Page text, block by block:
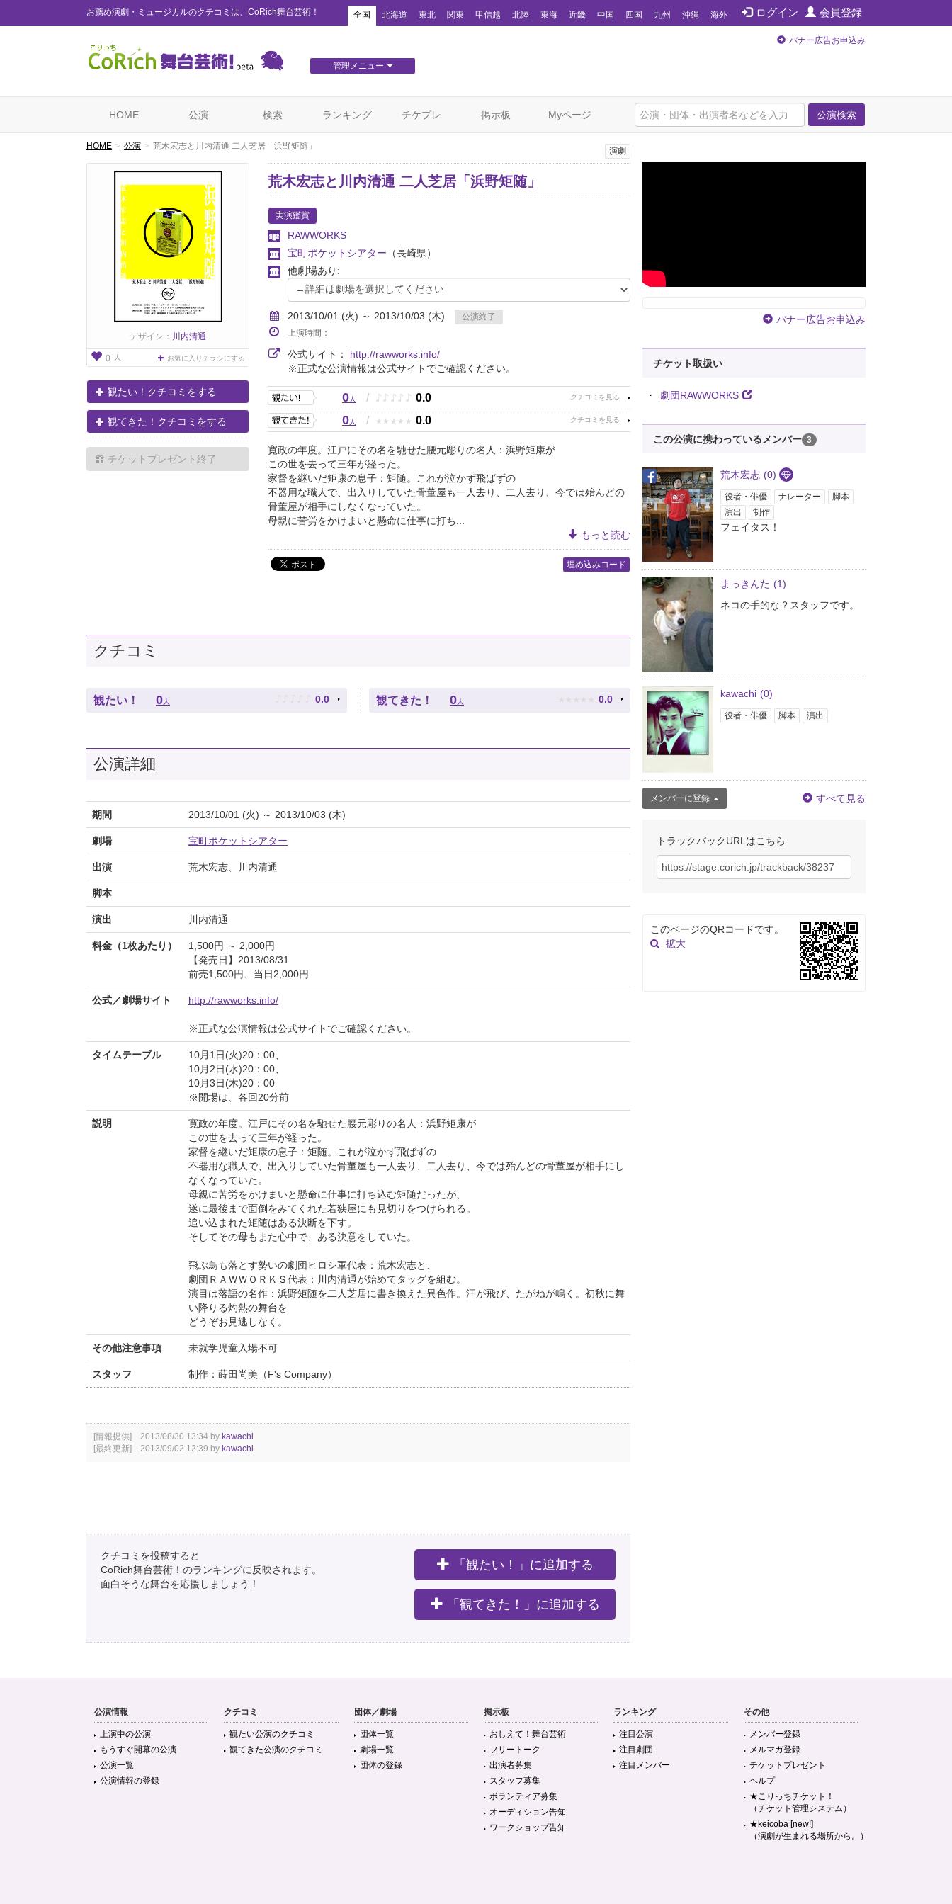
お薦め演劇・ミュージカルのクチコミは、CoRich舞台芸術！ ログイン 会員登録
全国 北海道 東北 関東 甲信越 北陸 東海 近畿 中国 四国 九州 沖縄 海外
管理メニュー
バナー広告お申込み
公演検索
HOME 公演 検索 ランキング チケプレ 掲示板 Myページ
HOME 公演 荒木宏志と川内清通 二人芝居「浜野矩随」
デザイン： 川内清通
0 人 お気に入りチラシにする
観たい！クチコミをする
観てきた！クチコミをする
チケットプレゼント終了
演劇
荒木宏志と川内清通 二人芝居「浜野矩随」
実演鑑賞
RAWWORKS
宝町ポケットシアター （長崎県）
他劇場あり:
2013/10/01 (火) ～ 2013/10/03 (木)
公演終了
上演時間：
公式サイト： http://rawworks.info/
※正式な公演情報は公式サイトでご確認ください。
0人 / ♪ ♪ ♪ ♪ ♪ 0.0
0人 / ★ ★ ★ ★ ★ 0.0
寛政の年度。江戸にその名を馳せた腰元彫りの名人：浜野矩康が
この世を去って三年が経った。
家督を継いだ矩康の息子：矩随。これが泣かず飛ばずの
不器用な職人で、出入りしていた骨董屋も一人去り、二人去り、今では殆んどの
骨董屋が相手にしなくなっていた。
母親に苦労をかけまいと懸命に仕事に打ち...
もっと読む
埋め込みコード
クチコミ
観たい！ 0 人 ♪ ♪ ♪ ♪ ♪ 0.0 観てきた！ 0 人 ★ ★ ★ ★ ★ 0.0
公演詳細
期間 2013/10/01 (火) ～ 2013/10/03 (木)
劇場 宝町ポケットシアター
出演 荒木宏志、川内清通
脚本
演出 川内清通
料金（1枚あたり）
1,500円 ～ 2,000円
【発売日】2013/08/31
前売1,500円、当日2,000円
公式／劇場サイト http://rawworks.info/
※正式な公演情報は公式サイトでご確認ください。
タイムテーブル
10月1日(火)20：00、
10月2日(水)20：00、
10月3日(木)20：00
※開場は、各回20分前
説明
寛政の年度。江戸にその名を馳せた腰元彫りの名人：浜野矩康が
この世を去って三年が経った。
家督を継いだ矩康の息子：矩随。これが泣かず飛ばずの
不器用な職人で、出入りしていた骨董屋も一人去り、二人去り、今では殆んどの骨董屋が相手にし
なくなっていた。
母親に苦労をかけまいと懸命に仕事に打ち込む矩随だったが、
遂に最後まで面倒をみてくれた若狭屋にも見切りをつけられる。
追い込まれた矩随はある決断を下す。
そしてその母もまた心中で、ある決意をしていた。
飛ぶ鳥も落とす勢いの劇団ヒロシ軍代表：荒木宏志と、
劇団ＲＡＷＷＯＲＫＳ代表：川内清通が始めてタッグを組む。
演目は落語の名作：浜野矩随を二人芝居に書き換えた異色作。汗が飛び、たがねが鳴く。初秋に舞
い降りる灼熱の舞台を
どうぞお見逃しなく。
その他注意事項 未就学児童入場不可
スタッフ 制作：蒔田尚美（F's Company）
[情報提供] 2013/08/30 13:34 by kawachi
[最終更新] 2013/09/02 12:39 by kawachi
クチコミを投稿すると
CoRich舞台芸術！のランキングに反映されます。
面白そうな舞台を応援しましょう！
「観たい！」に追加する
「観てきた！」に追加する
バナー広告お申込み
チケット取扱い
劇団RAWWORKS
この公演に携わっているメンバー 3
荒木宏志 (0)
役者・俳優 ナレーター
脚本
演出
制作
フェイタス！
まっきんた (1)
ネコの手的な？スタッフです。
kawachi (0)
役者・俳優 脚本 演出
メンバーに登録 すべて見る
トラックバックURLはこちら
このページのQRコードです。
拡大
公演情報
上演中の公演
もうすぐ開幕の公演
公演一覧
公演情報の登録
クチコミ
観たい公演のクチコミ
観てきた公演のクチコミ
団体／劇場
団体一覧
劇場一覧
団体の登録
掲示板
おしえて！舞台芸術
フリートーク
出演者募集
スタッフ募集
ボランティア募集
オーディション告知
ワークショップ告知
ランキング
注目公演
注目劇団
注目メンバー
その他
メンバー登録
メルマガ登録
チケットプレゼント
ヘルプ
★こりっちチケット！
（チケット管理システム）
★keicoba [new!]
（演劇が生まれる場所から。）